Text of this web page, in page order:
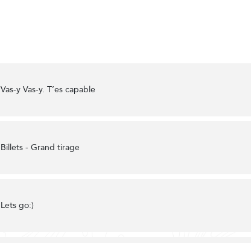
Vas-y Vas-y. T’es capable
Billets - Grand tirage
Lets go:)